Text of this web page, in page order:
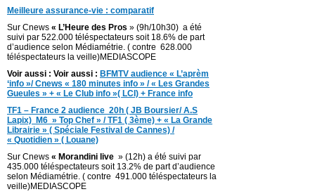
Meilleure assurance-vie : comparatif
Sur Cnews « L’Heure des Pros » (9h/10h30) a été
suivi par 522.000 téléspectateurs soit 18.6% de part
d’audience selon Médiamétrie. ( contre 628.000
téléspectateurs la veille)MEDIASCOPE
Voir aussi : Voir aussi : BFMTV audience « L’aprèm
‘info »/ Cnews « 180 minutes info » / « Les Grandes
Gueules » + « Le Club info »( LCI) + France info
TF1 – France 2 audience 20h ( JB Boursier/ A.S
Lapix) M6 » Top Chef » / TF1 ( 3ème) + « La Grande
Librairie » ( Spéciale Festival de Cannes) /
« Quotidien » ( Louane)
Sur Cnews « Morandini live » (12h) a été suivi par
435.000 téléspectateurs soit 13.2% de part d’audience
selon Médiamétrie. ( contre 491.000 téléspectateurs la
veille)MEDIASCOPE